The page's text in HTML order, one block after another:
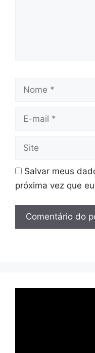
mail
Salvar meus
próxima vez que